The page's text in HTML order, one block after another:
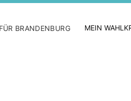
FÜR BRANDENBURG MEIN